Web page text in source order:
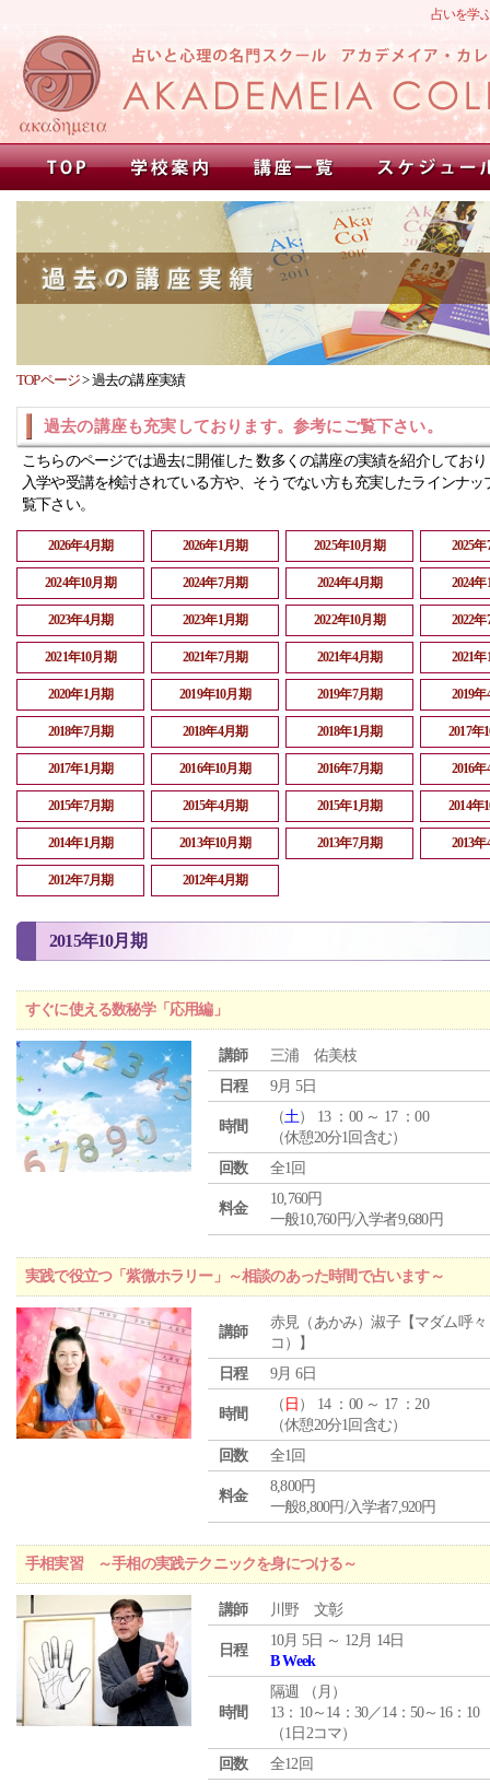
占いを学
TOPページ>過去の講座実績
過去の講座も充実しております。参考にご覧下さい。
こちらのページでは過去に開催した 数多くの講座の実績を紹介してお
入学や受講を検討されている方や、そうでない方も充実したラインナッ
覧下さい。
2026年4月期 2026年1月期 2025年10月期 2025
2024年10月期 2024年7月期 2024年4月期 2024
2023年4月期 2023年1月期 2022年10月期 2022
2021年10月期 2021年7月期 2021年4月期 2021
2020年1月期 2019年10月期 2019年7月期 2019
2018年7月期 2018年4月期 2018年1月期 2017年
2017年1月期 2016年10月期 2016年7月期 2016
2015年7月期 2015年4月期 2015年1月期 2014年
2014年1月期 2013年10月期 2013年7月期 2013
2012年7月期 2012年4月期
2015年10月期
すぐに使える数秘学「応用編」
講師
三浦 佑美枝
日程
9月 5日
時間
（土） 13 ：00 ～ 17 ：00
（休憩20分1回含む）
回数
全1回
料金
10,760円
一般10,760円/入学者9,680円
実践で役立つ「紫微ホラリー」～相談のあった時間で占います～
講師
赤見（あかみ）淑子【マダム呼々
コ）】
日程
9月 6日
時間
（ 日 ） 14 ：00 ～ 17 ：20
（休憩20分1回含む）
回数
全1回
料金
8,800円
一般8,800円/入学者7,920円
手相実習 ～手相の実践テクニックを身につける～
講師 川野 文彰
日程
10月 5日 ～ 12月 14日
B Week
時間
隔週 （ 月 ）
13：10～14：30／14：50～16：10
（1日2コマ）
回数
全12回